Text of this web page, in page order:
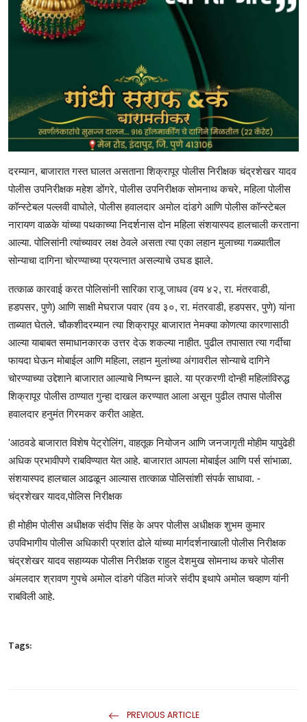
दरम्यान, बाजारात गस्त घालत असताना शिक्रापूर पोलीस निरीक्षक चंद्रशेखर यादव
पोलीस उपनिरीक्षक महेश डोंगरे, पोलीस उपनिरीक्षक सोमनाथ कचरे, महिला पोलीस
कॉन्स्टेबल पल्लवी वाघोले, पोलीस हवालदार अमोल दांडगे आणि पोलीस कॉन्स्टेबल
नारायण वाळके यांच्या पथकाच्या निदर्शनास दोन महिला संशयास्पद हालचाली करताना
आल्या. पोलिसांनी त्यांच्यावर लक्ष ठेवले असता त्या एका लहान मुलाच्या गळ्यातील
सोन्याचा दागिना चोरण्याच्या प्रयत्नात असल्याचे उघड झाले.
तत्काळ कारवाई करत पोलिसांनी सारिका राजू जाधव (वय ४२, रा. मंतरवाडी,
हडपसर, पुणे) आणि साक्षी मेघराज पवार (वय ३०, रा. मंतरवाडी, हडपसर, पुणे) यांना
ताब्यात घेतले. चौकशीदरम्यान त्या शिक्रापूर बाजारात नेमक्या कोणत्या कारणासाठी
आल्या याबाबत समाधानकारक उत्तर देऊ शकल्या नाहीत. पुढील तपासात त्या गर्दीचा
फायदा घेऊन मोबाईल आणि महिला, लहान मुलांच्या अंगावरील सोन्याचे दागिने
चोरण्याच्या उद्देशाने बाजारात आल्याचे निष्पन्न झाले. या प्रकरणी दोन्ही महिलांविरुद्ध
शिक्रापूर पोलीस ठाण्यात गुन्हा दाखल करण्यात आला असून पुढील तपास पोलीस
हवालदार हनुमंत गिरमकर करीत आहेत.
'आठवडे बाजारात विशेष पेट्रोलिंग, वाहतूक नियोजन आणि जनजागृती मोहीम यापुढेही
अधिक प्रभावीपणे राबविण्यात येत आहे. बाजारात आपला मोबाईल आणि पर्स सांभाळा.
संशयास्पद हालचाल आढळून आल्यास तात्काळ पोलिसांशी संपर्क साधावा. -
चंद्रशेखर यादव,पोलिस निरीक्षक
ही मोहीम पोलीस अधीक्षक संदीप सिंह के अपर पोलीस अधीक्षक शुभम कुमार
उपविभागीय पोलीस अधिकारी प्रशांत ढोले यांच्या मार्गदर्शनाखाली पोलीस निरीक्षक
चंद्रशेखर यादव सहाय्यक पोलीस निरीक्षक राहुल देशमुख सोमनाथ कचरे पोलीस
अंमलदार श्रावण गुपचे अमोल दांडगे पंडित मांजरे संदीप इथापे अमोल चव्हाण यांनी
राबविली आहे.
Tags:
PREVIOUS ARTICLE